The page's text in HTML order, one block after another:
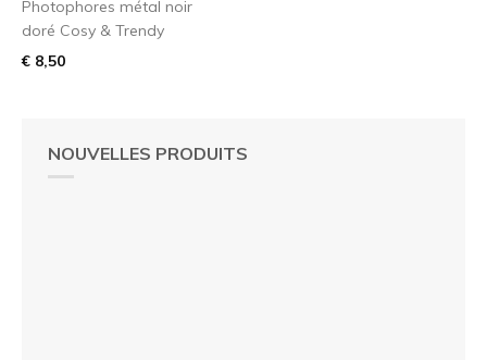
NOUVELLES PRODUITS
Photophores métal noir
doré Cosy & Trendy
€ 8,50